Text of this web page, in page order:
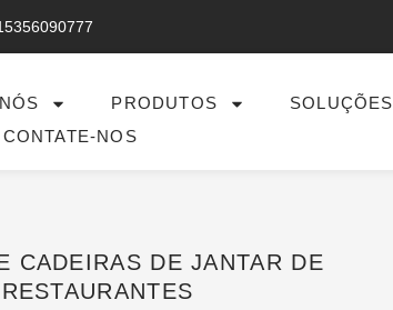
PRODUTOS SOLUÇÕES
CONTATE-NOS
CADEIRAS DE JANTAR DE